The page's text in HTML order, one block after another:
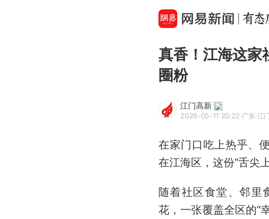
真香！江海这
圈粉
江门高新
2026-05-11 20:22·广东·江
在家门口吃上热乎、
在江海区，这份“舌尖
随着社区食堂、邻里
花，一张覆盖全区的“